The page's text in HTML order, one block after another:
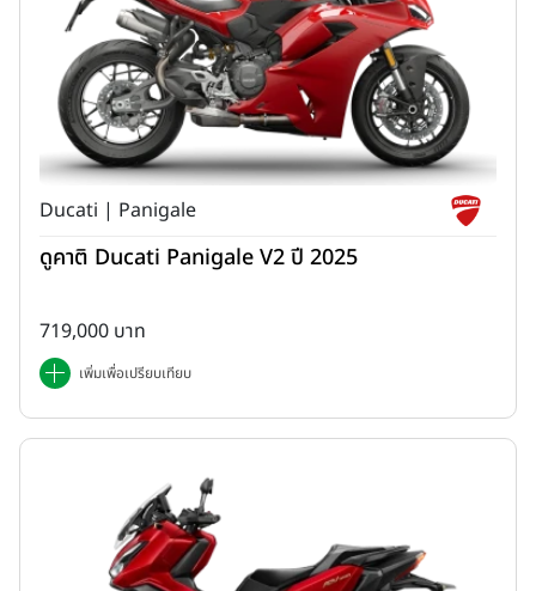
Ducati | Panigale
ดูคาติ Ducati Panigale V2 ปี 2025
719,000 บาท
เพิ่มเพื่อเปรียบเทียบ